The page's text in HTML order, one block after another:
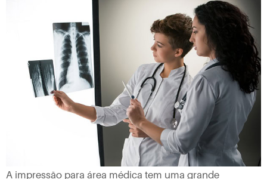
A impressão para área médica tem uma grande